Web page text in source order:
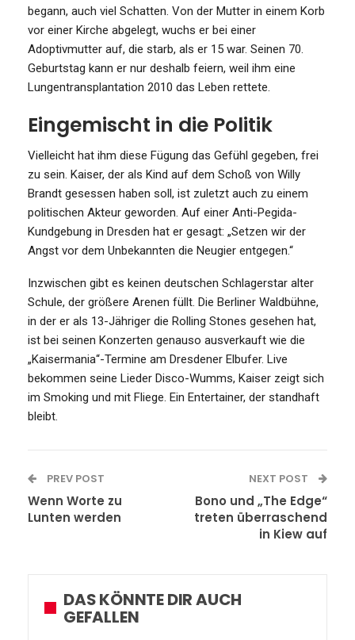
begann, auch viel Schatten. Von der Mutter in einem Korb
vor einer Kirche abgelegt, wuchs er bei einer
Adoptivmutter auf, die starb, als er 15 war. Seinen 70.
Geburtstag kann er nur deshalb feiern, weil ihm eine
Lungentransplantation 2010 das Leben rettete.
Eingemischt in die Politik
Vielleicht hat ihm diese Fügung das Gefühl gegeben, frei
zu sein. Kaiser, der als Kind auf dem Schoß von Willy
Brandt gesessen haben soll, ist zuletzt auch zu einem
politischen Akteur geworden. Auf einer Anti-Pegida-
Kundgebung in Dresden hat er gesagt: „Setzen wir der
Angst vor dem Unbekannten die Neugier entgegen.“
Inzwischen gibt es keinen deutschen Schlagerstar alter
Schule, der größere Arenen füllt. Die Berliner Waldbühne,
in der er als 13-Jähriger die Rolling Stones gesehen hat,
ist bei seinen Konzerten genauso ausverkauft wie die
„Kaisermania“-Termine am Dresdener Elbufer. Live
bekommen seine Lieder Disco-Wumms, Kaiser zeigt sich
im Smoking und mit Fliege. Ein Entertainer, der standhaft
bleibt.
PREV POST
Wenn Worte zu
Lunten werden
NEXT POST
Bono und „The Edge“
treten überraschend
in Kiew auf
DAS KÖNNTE DIR AUCH
GEFALLEN